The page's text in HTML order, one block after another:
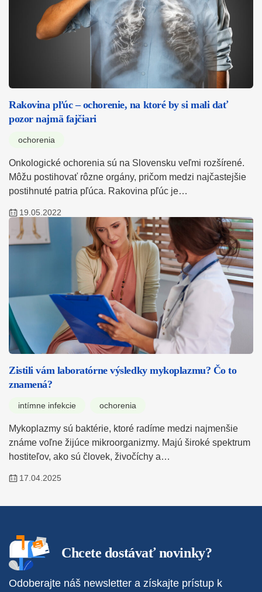
Rakovina pľúc – ochorenie, na ktoré by si mali dať
pozor najmä fajčiari
ochorenia
Onkologické ochorenia sú na Slovensku veľmi rozšírené.
Môžu postihovať rôzne orgány, pričom medzi najčastejšie
postihnuté patria pľúca. Rakovina pľúc je…
19.05.2022
Zistili vám laboratórne výsledky mykoplazmu? Čo to
znamená?
intímne infekcie ochorenia
Mykoplazmy sú baktérie, ktoré radíme medzi najmenšie
známe voľne žijúce mikroorganizmy. Majú široké spektrum
hostiteľov, ako sú človek, živočíchy a…
17.04.2025
Chcete dostávať novinky?
Odoberajte náš newsletter a získajte prístup k